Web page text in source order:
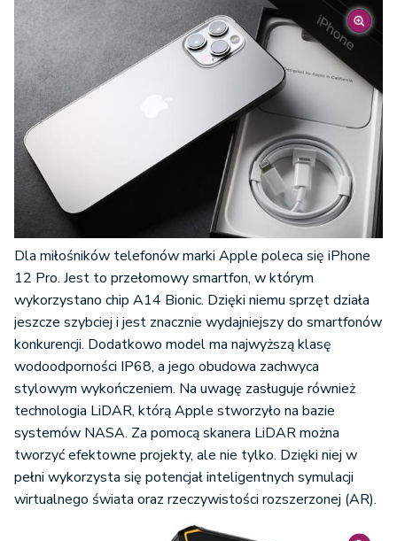
Dla miłośników telefonów marki Apple poleca się iPhone
12 Pro. Jest to przełomowy smartfon, w którym
wykorzystano chip A14 Bionic. Dzięki niemu sprzęt działa
jeszcze szybciej i jest znacznie wydajniejszy do smartfonów
konkurencji. Dodatkowo model ma najwyższą klasę
wodoodporności IP68, a jego obudowa zachwyca
stylowym wykończeniem. Na uwagę zasługuje również
technologia LiDAR, którą Apple stworzyło na bazie
systemów NASA. Za pomocą skanera LiDAR można
tworzyć efektowne projekty, ale nie tylko. Dzięki niej w
pełni wykorzysta się potencjał inteligentnych symulacji
wirtualnego świata oraz rzeczywistości rozszerzonej (AR).